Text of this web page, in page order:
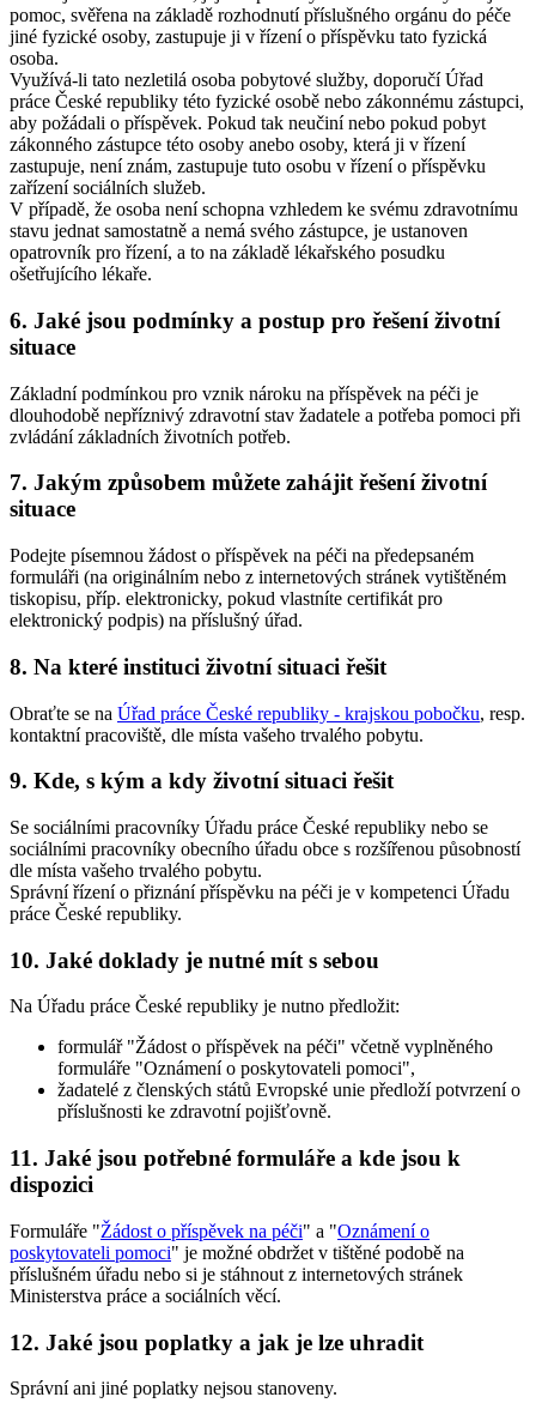
pomoc, svěřena na základě rozhodnutí příslušného orgánu do péče
jiné fyzické osoby, zastupuje ji v řízení o příspěvku tato fyzická
osoba.
Využívá-li tato nezletilá osoba pobytové služby, doporučí Úřad
práce České republiky této fyzické osobě nebo zákonnému zástupci,
aby požádali o příspěvek. Pokud tak neučiní nebo pokud pobyt
zákonného zástupce této osoby anebo osoby, která ji v řízení
zastupuje, není znám, zastupuje tuto osobu v řízení o příspěvku
zařízení sociálních služeb.
V případě, že osoba není schopna vzhledem ke svému zdravotnímu
stavu jednat samostatně a nemá svého zástupce, je ustanoven
opatrovník pro řízení, a to na základě lékařského posudku
ošetřujícího lékaře.
6. Jaké jsou podmínky a postup pro řešení životní
situace
Základní podmínkou pro vznik nároku na příspěvek na péči je
dlouhodobě nepříznivý zdravotní stav žadatele a potřeba pomoci při
zvládání základních životních potřeb.
7. Jakým způsobem můžete zahájit řešení životní
situace
Podejte písemnou žádost o příspěvek na péči na předepsaném
formuláři (na originálním nebo z internetových stránek vytištěném
tiskopisu, příp. elektronicky, pokud vlastníte certifikát pro
elektronický podpis) na příslušný úřad.
8. Na které instituci životní situaci řešit
Obraťte se na Úřad práce České republiky - krajskou pobočku, resp.
kontaktní pracoviště, dle místa vašeho trvalého pobytu.
9. Kde, s kým a kdy životní situaci řešit
Se sociálními pracovníky Úřadu práce České republiky nebo se
sociálními pracovníky obecního úřadu obce s rozšířenou působností
dle místa vašeho trvalého pobytu.
Správní řízení o přiznání příspěvku na péči je v kompetenci Úřadu
práce České republiky.
10. Jaké doklady je nutné mít s sebou
Na Úřadu práce České republiky je nutno předložit:
formulář "Žádost o příspěvek na péči" včetně vyplněného
formuláře "Oznámení o poskytovateli pomoci",
žadatelé z členských států Evropské unie předloží potvrzení o
příslušnosti ke zdravotní pojišťovně.
11. Jaké jsou potřebné formuláře a kde jsou k
dispozici
Formuláře "Žádost o příspěvek na péči" a "Oznámení o
poskytovateli pomoci" je možné obdržet v tištěné podobě na
příslušném úřadu nebo si je stáhnout z internetových stránek
Ministerstva práce a sociálních věcí.
12. Jaké jsou poplatky a jak je lze uhradit
Správní ani jiné poplatky nejsou stanoveny.